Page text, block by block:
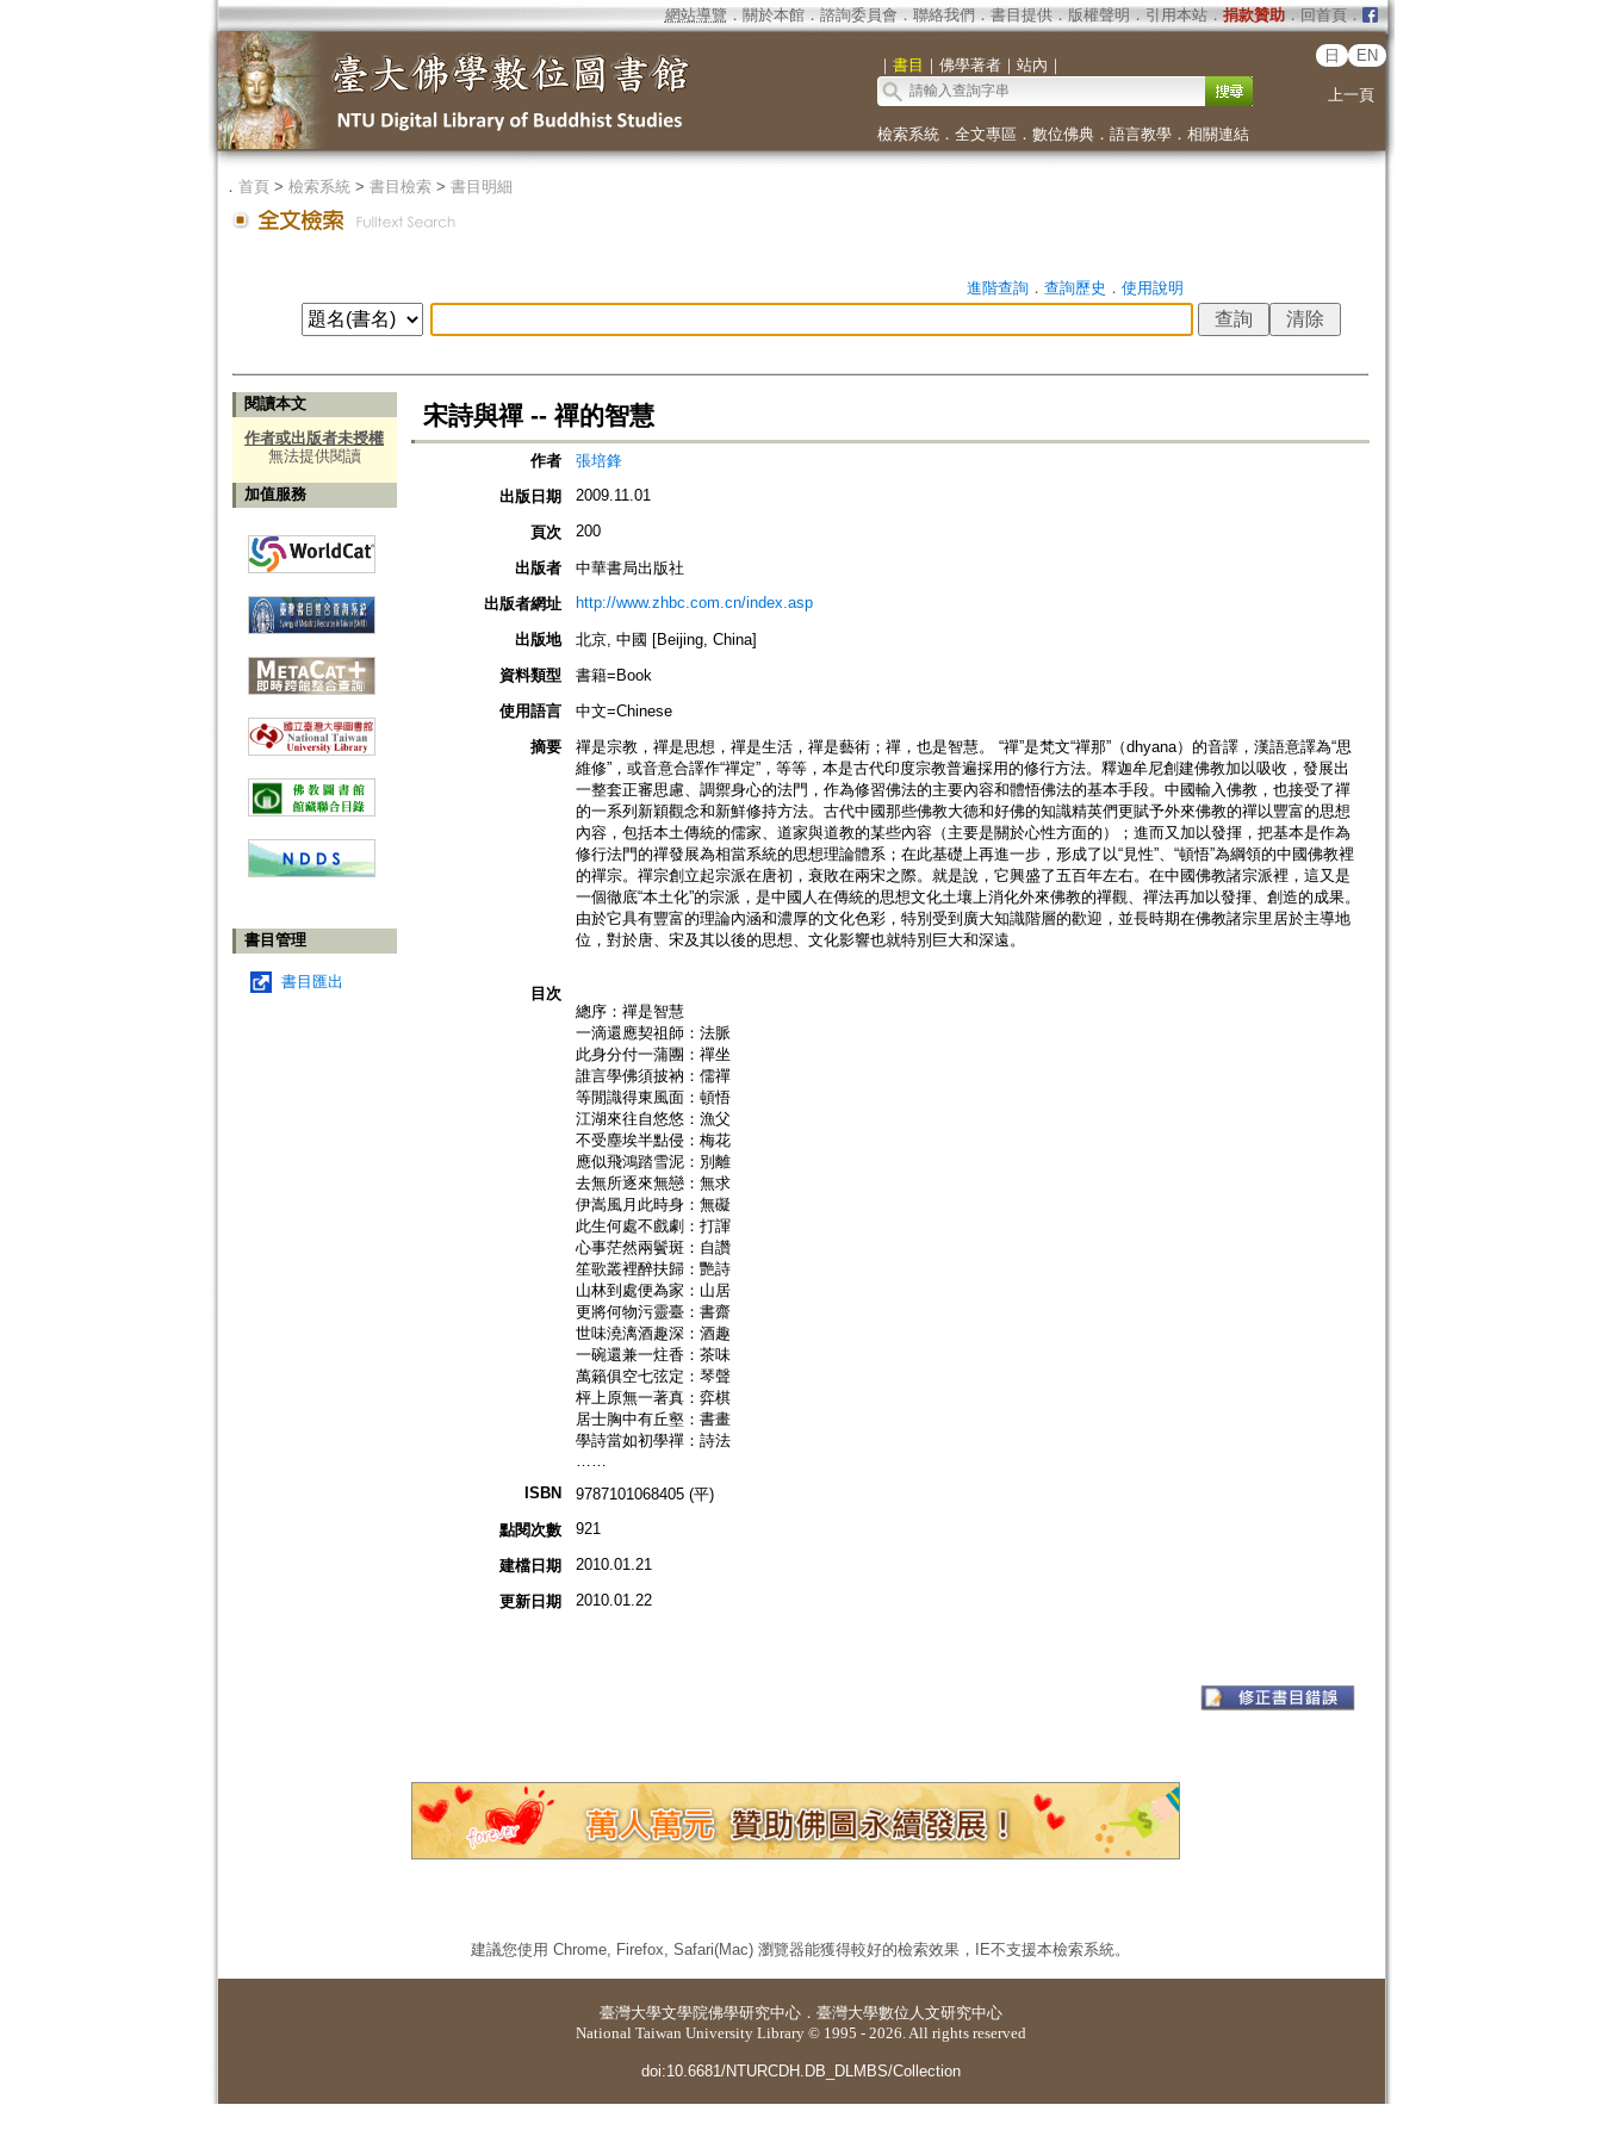
網站導覽 ． 關於本館． 諮詢委員會． 聯絡我們 ． 書目提供． 版權聲明 ． 引用本站． 捐款贊助．回首頁．
｜ 書目 ｜ 佛學著者｜ 站內 ｜
日 EN
上一頁
檢索系統． 全文專區 ． 數位佛典． 語言教學． 相關連結
． 首頁> 檢索系統> 書目檢索> 書目明細
進階查詢． 查詢歷史 ． 使用說明
閱讀本文
作者或出版者未授權
無法提供閱讀
加值服務
書目管理
書目匯出
宋詩與禪 -- 禪的智慧
作者
張培鋒
出版日期
2009.11.01
頁次 200
出版者
中華書局出版社
出版者網址
http://www.zhbc.com.cn/index.asp
出版地
北京, 中國 [Beijing, China]
資料類型
書籍=Book
使用語言
中文=Chinese
摘要
禪是宗教，禪是思想，禪是生活，禪是藝術；禪，也是智慧。 “禪”是梵文“禪那”（dhyana）的音譯，漢語意譯為“思
維修”，或音意合譯作“禪定”，等等，本是古代印度宗教普遍採用的修行方法。釋迦牟尼創建佛教加以吸收，發展出
一整套正審思慮、調禦身心的法門，作為修習佛法的主要內容和體悟佛法的基本手段。中國輸入佛教，也接受了禪
的一系列新穎觀念和新鮮修持方法。古代中國那些佛教大德和好佛的知識精英們更賦予外來佛教的禪以豐富的思想
內容，包括本土傳統的儒家、道家與道教的某些內容（主要是關於心性方面的）；進而又加以發揮，把基本是作為
修行法門的禪發展為相當系統的思想理論體系；在此基礎上再進一步，形成了以“見性”、“頓悟”為綱領的中國佛教裡
的禪宗。禪宗創立起宗派在唐初，衰敗在兩宋之際。就是說，它興盛了五百年左右。在中國佛教諸宗派裡，這又是
一個徹底“本土化”的宗派，是中國人在傳統的思想文化土壤上消化外來佛教的禪觀、禪法再加以發揮、創造的成果。
由於它具有豐富的理論內涵和濃厚的文化色彩，特別受到廣大知識階層的歡迎，並長時期在佛教諸宗里居於主導地
位，對於唐、宋及其以後的思想、文化影響也就特別巨大和深遠。
目次
總序：禪是智慧
一滴還應契祖師：法脈
此身分付一蒲團：禪坐
誰言學佛須披衲：儒禪
等閒識得東風面：頓悟
江湖來往自悠悠：漁父
不受塵埃半點侵：梅花
應似飛鴻踏雪泥：別離
去無所逐來無戀：無求
伊嵩風月此時身：無礙
此生何處不戲劇：打諢
心事茫然兩鬢斑：自讚
笙歌叢裡醉扶歸：艷詩
山林到處便為家：山居
更將何物污靈臺：書齋
世味澆漓酒趣深：酒趣
一碗還兼一炷香：茶味
萬籟俱空七弦定：琴聲
枰上原無一著真：弈棋
居士胸中有丘壑：書畫
學詩當如初學禪：詩法
……
ISBN
9787101068405 (平)
點閱次數
921
建檔日期 2010.01.21
更新日期 2010.01.22
建議您使用 Chrome, Firefox, Safari(Mac) 瀏覽器能獲得較好的檢索效果，IE不支援本檢索系統。
臺灣大學文學院佛學研究中心 ． 臺灣大學數位人文研究中心
National Taiwan University Library © 1995 - 2026. All rights reserved
doi:10.6681/NTURCDH.DB_DLMBS/Collection